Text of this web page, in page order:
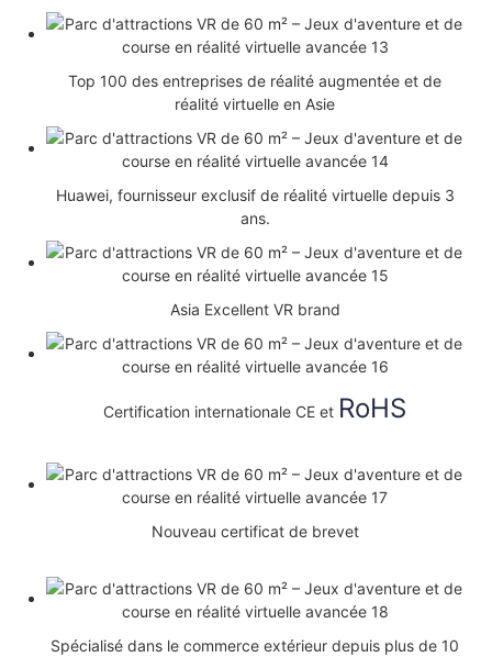
Top 100 des entreprises de réalité augmentée et de
réalité virtuelle en Asie
Huawei, fournisseur exclusif de réalité virtuelle depuis 3
ans.
Asia Excellent VR brand
Certification internationale CE et RoHS
Nouveau certificat de brevet
Spécialisé dans le commerce extérieur depuis plus de 10